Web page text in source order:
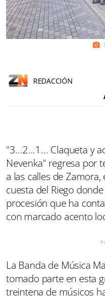
photo_camera
REDACCIÓN
"3...2...1... Claqueta y
Nevenka" regresa por
a las calles de
cuesta del Riego
procesión que ha
con marcado acento
La Banda de Música
tomado parte en esta
treintena de músicos